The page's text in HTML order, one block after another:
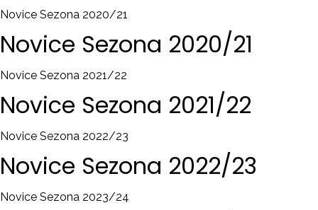
Novice Sezona 2020/21
Novice Sezona 2020/21
Novice Sezona 2021/22
Novice Sezona 2021/22
Novice Sezona 2022/23
Novice Sezona 2022/23
Novice Sezona 2023/24